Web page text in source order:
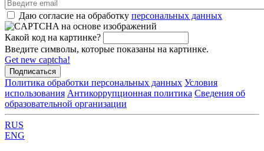
Даю согласие на обработку персональных данных
Какой код на картинке?
Введите символы, которые показаны на картинке.
Get new captcha!
Политика обработки персональных данных Условия
использования Антикоррупционная политика Сведения об
образовательной организации
RUS
ENG